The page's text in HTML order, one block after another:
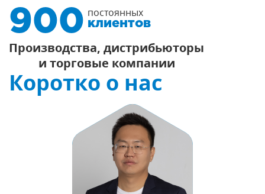
900 постоянных
клиентов
Производства, дистрибьюторы
и торговые компании
Коротко о нас